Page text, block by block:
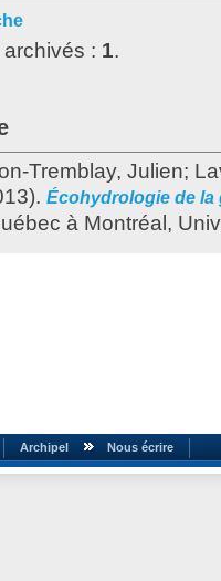
: 1.
Tremblay, Julien;
Écohydrologie de la
à Montréal,
Archipel Nous écrire